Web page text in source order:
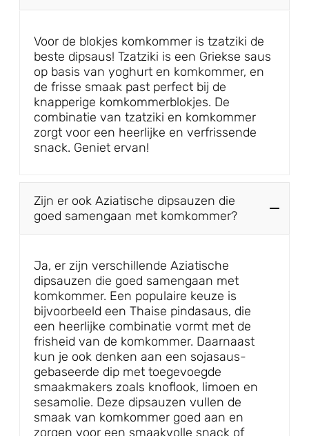
Voor de blokjes komkommer is tzatziki de
beste dipsaus! Tzatziki is een Griekse saus
op basis van yoghurt en komkommer, en
de frisse smaak past perfect bij de
knapperige komkommerblokjes. De
combinatie van tzatziki en komkommer
zorgt voor een heerlijke en verfrissende
snack. Geniet ervan!
Zijn er ook Aziatische dipsauzen die
goed samengaan met komkommer?
Ja, er zijn verschillende Aziatische
dipsauzen die goed samengaan met
komkommer. Een populaire keuze is
bijvoorbeeld een Thaise pindasaus, die
een heerlijke combinatie vormt met de
frisheid van de komkommer. Daarnaast
kun je ook denken aan een sojasaus-
gebaseerde dip met toegevoegde
smaakmakers zoals knoflook, limoen en
sesamolie. Deze dipsauzen vullen de
smaak van komkommer goed aan en
zorgen voor een smaakvolle snack of